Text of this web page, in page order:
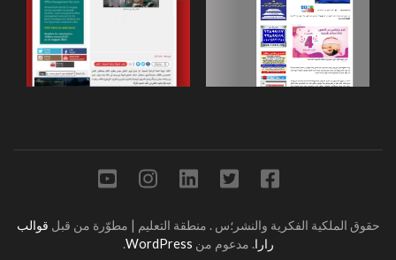
حقوق الملكية الفكرية والنشر؛س. منطقة التعليم | مطوّرة من قبل قوالب
رارا. مدعوم من WordPress
.